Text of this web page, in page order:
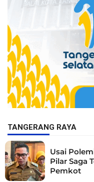
TANGERANG RAYA
Usai
Pilar Saga
Pemkot